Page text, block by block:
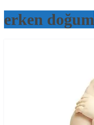
erken doğum